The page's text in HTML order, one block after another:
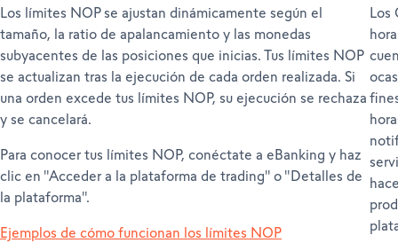
Los límites NOP se ajustan dinámicamente según el
tamaño, la ratio de apalancamiento y las monedas
subyacentes de las posiciones que inicias. Tus límites NOP
se actualizan tras la ejecución de cada orden realizada. Si
una orden excede tus límites NOP, su ejecución se rechaza
y se cancelará.
Para conocer tus límites NOP, conéctate a eBanking y haz
clic en "Acceder a la plataforma de trading" o "Detalles de
la plataforma".
Ejemplos de cómo funcionan los límites NOP
Los